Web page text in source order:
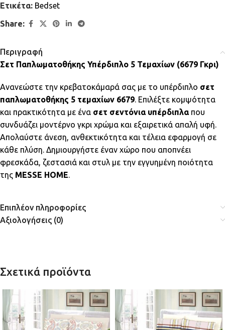
Ετικέτα: Bedset
Share:
Περιγραφή
Σετ Παπλωματοθήκης Υπέρδιπλο 5 Τεμαχίων (6679 Γκρι)
Ανανεώστε την κρεβατοκάμαρά σας με το υπέρδιπλο σετ
παπλωματοθήκης 5 τεμαχίων 6679. Επιλέξτε κομψότητα
και πρακτικότητα με ένα σετ σεντόνια υπέρδιπλαπου
συνδυάζει μοντέρνο γκρι χρώμα και εξαιρετικά απαλή υφή.
Απολαύστε άνεση, ανθεκτικότητα και τέλεια εφαρμογή σε
κάθε πλύση. Δημιουργήστε έναν χώρο που αποπνέει
φρεσκάδα, ζεστασιά και στυλ με την εγγυημένη ποιότητα
της MESSE HOME.
Επιπλέον πληροφορίες
Αξιολογήσεις (0)
Σχετικά προϊόντα